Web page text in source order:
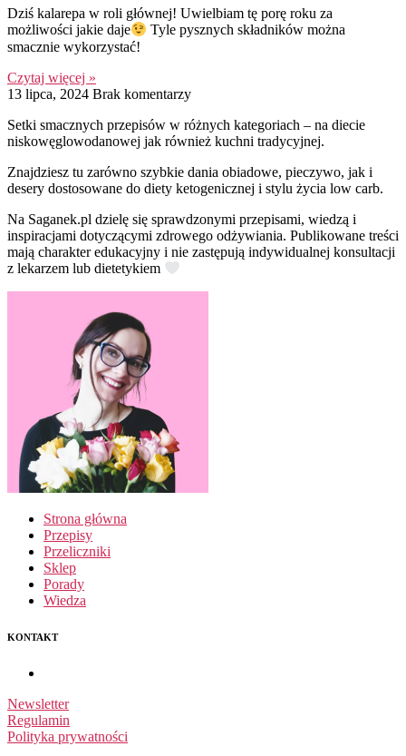
Dziś kalarepa w roli głównej! Uwielbiam tę porę roku za
możliwości jakie daje
Tyle pysznych składników można
smacznie wykorzystać!
Czytaj więcej »
13 lipca, 2024 Brak komentarzy
Setki smacznych przepisów w różnych kategoriach – na diecie
niskowęglowodanowej jak również kuchni tradycyjnej.
Znajdziesz tu zarówno szybkie dania obiadowe, pieczywo, jak i
desery dostosowane do diety ketogenicznej i stylu życia low carb.
Na Saganek.pl dzielę się sprawdzonymi przepisami, wiedzą i
inspiracjami dotyczącymi zdrowego odżywiania. Publikowane treści
mają charakter edukacyjny i nie zastępują indywidualnej konsultacji
z lekarzem lub dietetykiem
Strona główna
Przepisy
Przeliczniki
Sklep
Porady
Wiedza
KONTAKT
Newsletter
Regulamin
Polityka prywatności